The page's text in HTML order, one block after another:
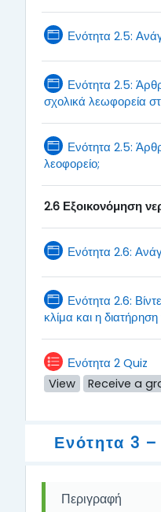
Ενότητα 2.5:
Ενότητα 2.5:
σχολικά λεωφορεία
Ενότητα 2.5:
λεοφορείο;Page
2.6 Εξοικονόμηση
Ενότητα 2.6:
Ενότητα 2.6:
κλίμα και η διατήρηση
Ενότητα 2 Quiz
View
Receive a
Ενότητα 3
Περιγραφή